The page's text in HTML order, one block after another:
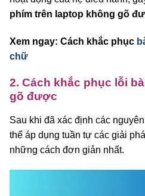
phím trên laptop không gõ
Xem ngay: Cách khắc phục
chữ
2. Cách khắc phục lỗi
gõ được
Sau khi đã xác định các
thể áp dụng tuần tự các giải
những cách đơn giản nhất.